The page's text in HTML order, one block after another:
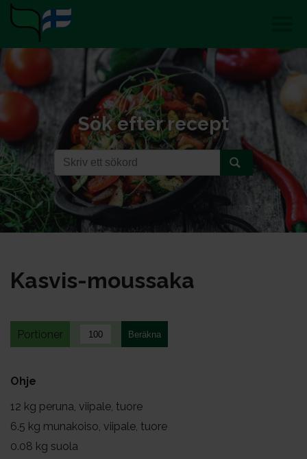
Sök efter recept
Kas­vis-mous­sa­ka
Portioner
Ohje
12 kg peruna, viipale, tuore
6.5 kg munakoiso, viipale, tuore
0.08 kg suola